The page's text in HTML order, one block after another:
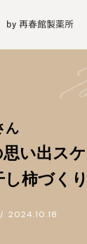
by 再春館製薬所
ん
い出ス
柿づくり
| 2024.10.18